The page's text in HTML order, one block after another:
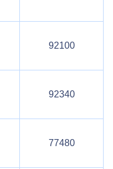
92100
92340
77480